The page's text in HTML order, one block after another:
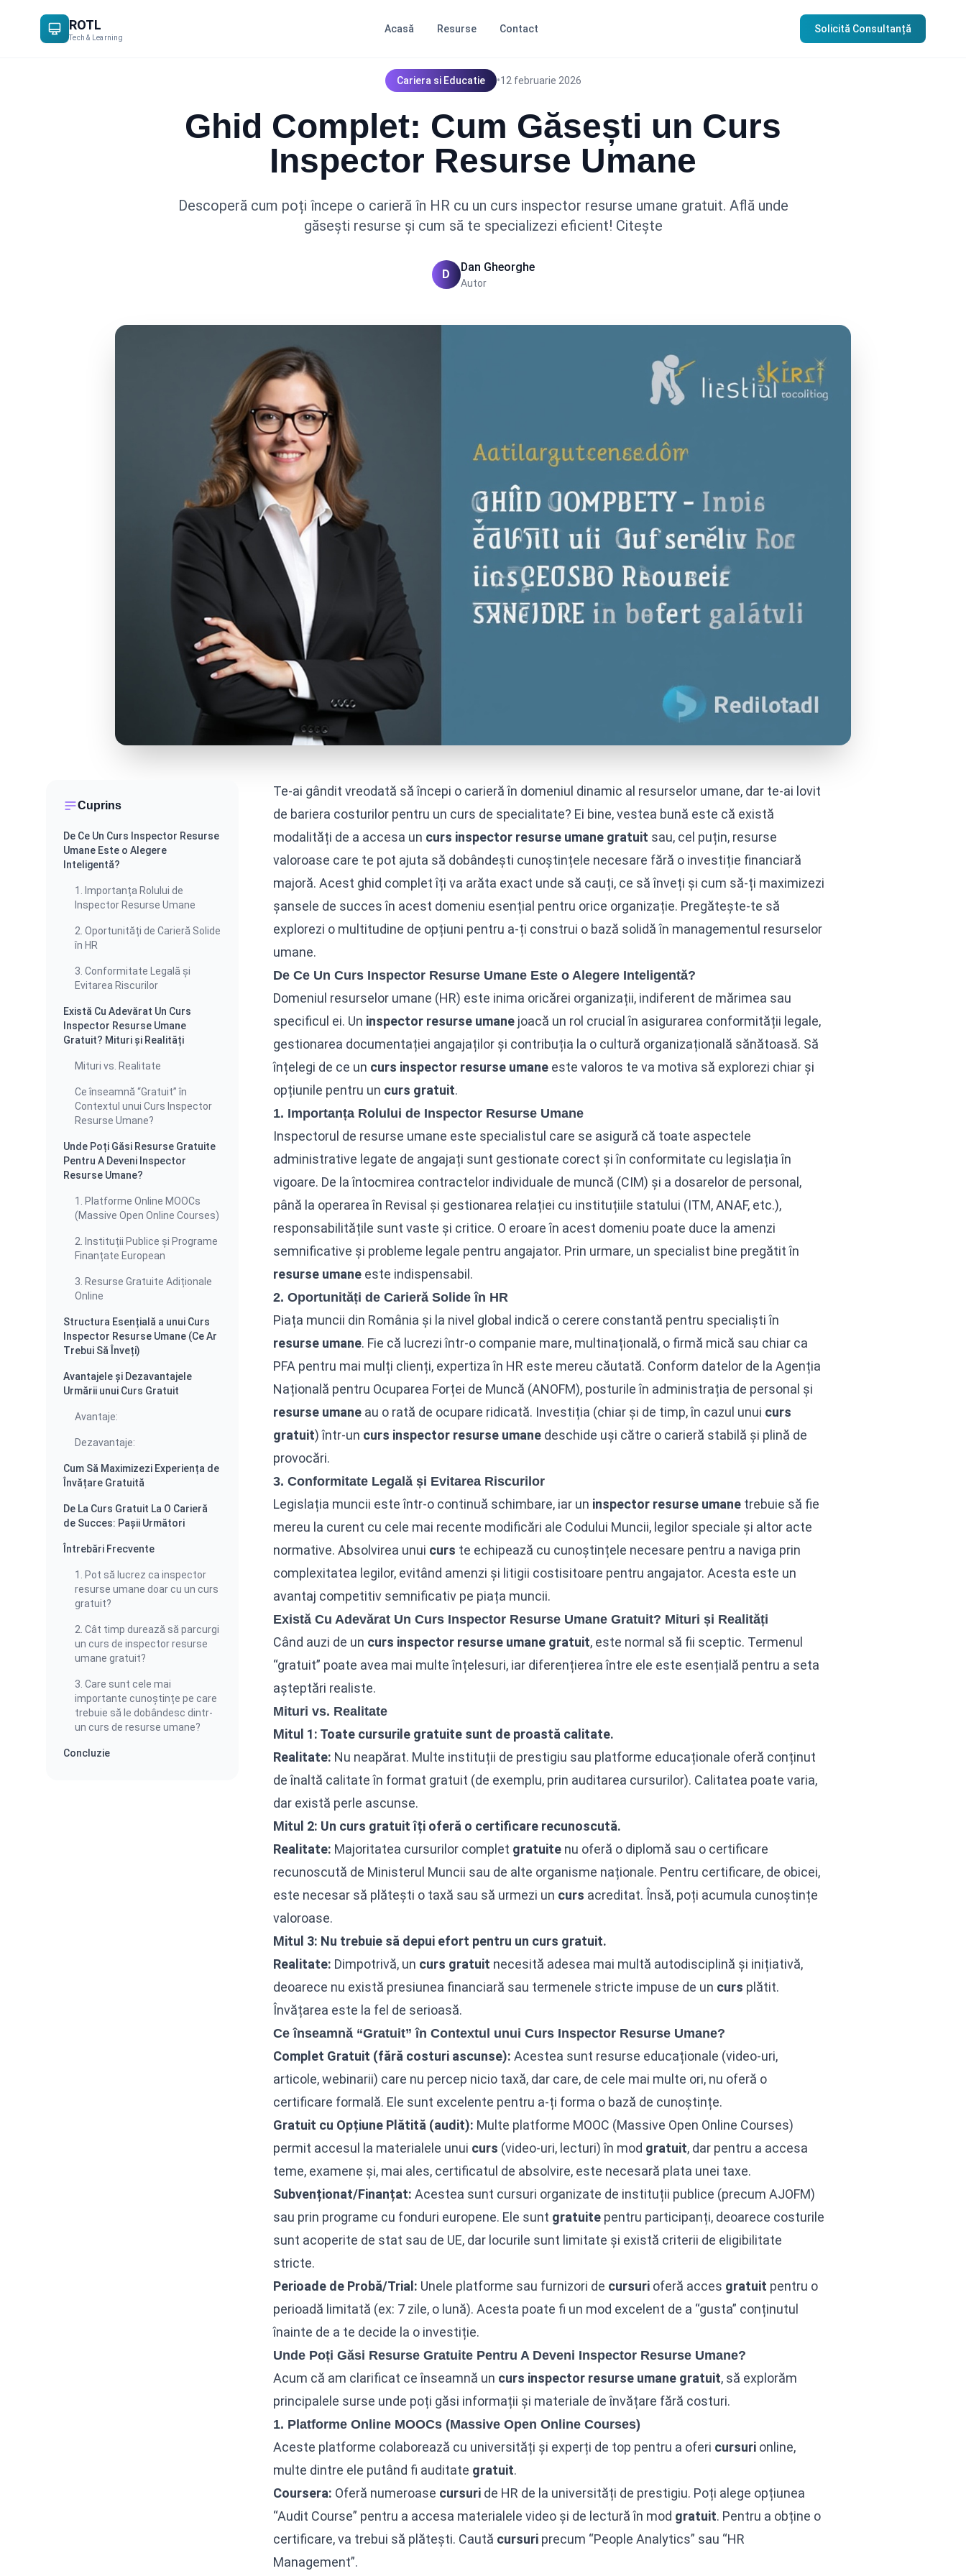
ROTL
Tech & Learning
Acasă Resurse Contact Solicită Consultanță
Cariera si Educatie •12 februarie 2026
Ghid Complet: Cum Găsești un Curs
Inspector Resurse Umane
Descoperă cum poți începe o carieră în HR cu un curs inspector resurse umane gratuit. Află unde
găsești resurse și cum să te specializezi eficient! Citește
D
Dan Gheorghe
Autor
Cuprins
De Ce Un Curs Inspector Resurse
Umane Este o Alegere
Inteligentă?
1. Importanța Rolului de
Inspector Resurse Umane
2. Oportunități de Carieră Solide
în HR
3. Conformitate Legală și
Evitarea Riscurilor
Există Cu Adevărat Un Curs
Inspector Resurse Umane
Gratuit? Mituri și Realități
Mituri vs. Realitate
Ce înseamnă “Gratuit” în
Contextul unui Curs Inspector
Resurse Umane?
Unde Poți Găsi Resurse Gratuite
Pentru A Deveni Inspector
Resurse Umane?
1. Platforme Online MOOCs
(Massive Open Online Courses)
2. Instituții Publice și Programe
Finanțate European
3. Resurse Gratuite Adiționale
Online
Structura Esențială a unui Curs
Inspector Resurse Umane (Ce Ar
Trebui Să Înveți)
Avantajele și Dezavantajele
Urmării unui Curs Gratuit
Avantaje:
Dezavantaje:
Cum Să Maximizezi Experiența de
Învățare Gratuită
De La Curs Gratuit La O Carieră
de Succes: Pașii Următori
Întrebări Frecvente
1. Pot să lucrez ca inspector
resurse umane doar cu un curs
gratuit?
2. Cât timp durează să parcurgi
un curs de inspector resurse
umane gratuit?
3. Care sunt cele mai
importante cunoștințe pe care
trebuie să le dobândesc dintr-
un curs de resurse umane?
Concluzie
Te-ai gândit vreodată să începi o carieră în domeniul dinamic al resurselor umane, dar te-ai lovit
de bariera costurilor pentru un curs de specialitate? Ei bine, vestea bună este că există
modalități de a accesa un curs inspector resurse umane gratuit sau, cel puțin, resurse
valoroase care te pot ajuta să dobândești cunoștințele necesare fără o investiție financiară
majoră. Acest ghid complet îți va arăta exact unde să cauți, ce să înveți și cum să-ți maximizezi
șansele de succes în acest domeniu esențial pentru orice organizație. Pregătește-te să
explorezi o multitudine de opțiuni pentru a-ți construi o bază solidă în managementul resurselor
umane.
De Ce Un Curs Inspector Resurse Umane Este o Alegere Inteligentă?
Domeniul resurselor umane (HR) este inima oricărei organizații, indiferent de mărimea sau
specificul ei. Un inspector resurse umanejoacă un rol crucial în asigurarea conformității legale,
gestionarea documentației angajaților și contribuția la o cultură organizațională sănătoasă. Să
înțelegi de ce un curs inspector resurse umaneeste valoros te va motiva să explorezi chiar și
opțiunile pentru un curs gratuit.
1. Importanța Rolului de Inspector Resurse Umane
Inspectorul de resurse umane este specialistul care se asigură că toate aspectele
administrative legate de angajați sunt gestionate corect și în conformitate cu legislația în
vigoare. De la întocmirea contractelor individuale de muncă (CIM) și a dosarelor de personal,
până la operarea în Revisal și gestionarea relației cu instituțiile statului (ITM, ANAF, etc.),
responsabilitățile sunt vaste și critice. O eroare în acest domeniu poate duce la amenzi
semnificative și probleme legale pentru angajator. Prin urmare, un specialist bine pregătit în
resurse umaneeste indispensabil.
2. Oportunități de Carieră Solide în HR
Piața muncii din România și la nivel global indică o cerere constantă pentru specialiști în
resurse umane. Fie că lucrezi într-o companie mare, multinațională, o firmă mică sau chiar ca
PFA pentru mai mulți clienți, expertiza în HR este mereu căutată. Conform datelor de la Agenția
Națională pentru Ocuparea Forței de Muncă (ANOFM), posturile în administrația de personal și
resurse umaneau o rată de ocupare ridicată. Investiția (chiar și de timp, în cazul unui curs
gratuit) într-un curs inspector resurse umanedeschide uși către o carieră stabilă și plină de
provocări.
3. Conformitate Legală și Evitarea Riscurilor
Legislația muncii este într-o continuă schimbare, iar un inspector resurse umanetrebuie să fie
mereu la curent cu cele mai recente modificări ale Codului Muncii, legilor speciale și altor acte
normative. Absolvirea unui curs te echipează cu cunoștințele necesare pentru a naviga prin
complexitatea legilor, evitând amenzi și litigii costisitoare pentru angajator. Acesta este un
avantaj competitiv semnificativ pe piața muncii.
Există Cu Adevărat Un Curs Inspector Resurse Umane Gratuit? Mituri și Realități
Când auzi de un curs inspector resurse umane gratuit, este normal să fii sceptic. Termenul
“gratuit” poate avea mai multe înțelesuri, iar diferențierea între ele este esențială pentru a seta
așteptări realiste.
Mituri vs. Realitate
Mitul 1: Toate cursurile gratuite sunt de proastă calitate.
Realitate: Nu neapărat. Multe instituții de prestigiu sau platforme educaționale oferă conținut
de înaltă calitate în format gratuit (de exemplu, prin auditarea cursurilor). Calitatea poate varia,
dar există perle ascunse.
Mitul 2: Un curs gratuit îți oferă o certificare recunoscută.
Realitate: Majoritatea cursurilor complet gratuitenu oferă o diplomă sau o certificare
recunoscută de Ministerul Muncii sau de alte organisme naționale. Pentru certificare, de obicei,
este necesar să plătești o taxă sau să urmezi un curs acreditat. Însă, poți acumula cunoștințe
valoroase.
Mitul 3: Nu trebuie să depui efort pentru un curs gratuit.
Realitate: Dimpotrivă, un curs gratuit necesită adesea mai multă autodisciplină și inițiativă,
deoarece nu există presiunea financiară sau termenele stricte impuse de un curs plătit.
Învățarea este la fel de serioasă.
Ce înseamnă “Gratuit” în Contextul unui Curs Inspector Resurse Umane?
Complet Gratuit (fără costuri ascunse): Acestea sunt resurse educaționale (video-uri,
articole, webinarii) care nu percep nicio taxă, dar care, de cele mai multe ori, nu oferă o
certificare formală. Ele sunt excelente pentru a-ți forma o bază de cunoștințe.
Gratuit cu Opțiune Plătită (audit): Multe platforme MOOC (Massive Open Online Courses)
permit accesul la materialele unui curs (video-uri, lecturi) în mod gratuit, dar pentru a accesa
teme, examene și, mai ales, certificatul de absolvire, este necesară plata unei taxe.
Subvenționat/Finanțat: Acestea sunt cursuri organizate de instituții publice (precum AJOFM)
sau prin programe cu fonduri europene. Ele sunt gratuitepentru participanți, deoarece costurile
sunt acoperite de stat sau de UE, dar locurile sunt limitate și există criterii de eligibilitate
stricte.
Perioade de Probă/Trial: Unele platforme sau furnizori de cursurioferă acces gratuit pentru o
perioadă limitată (ex: 7 zile, o lună). Acesta poate fi un mod excelent de a “gusta” conținutul
înainte de a te decide la o investiție.
Unde Poți Găsi Resurse Gratuite Pentru A Deveni Inspector Resurse Umane?
Acum că am clarificat ce înseamnă un curs inspector resurse umane gratuit, să explorăm
principalele surse unde poți găsi informații și materiale de învățare fără costuri.
1. Platforme Online MOOCs (Massive Open Online Courses)
Aceste platforme colaborează cu universități și experți de top pentru a oferi cursurionline,
multe dintre ele putând fi auditate gratuit.
Coursera: Oferă numeroase cursuride HR de la universități de prestigiu. Poți alege opțiunea
“Audit Course” pentru a accesa materialele video și de lectură în mod gratuit. Pentru a obține o
certificare, va trebui să plătești. Caută cursuriprecum “People Analytics” sau “HR
Management”.